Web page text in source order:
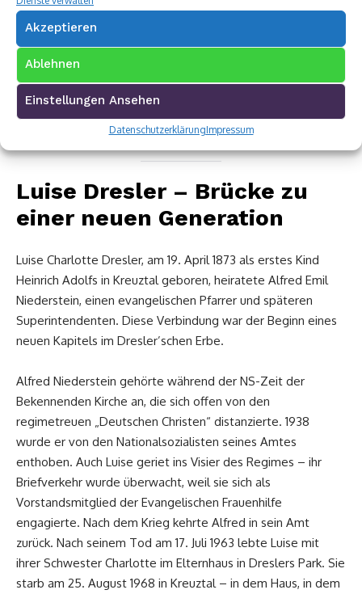
Akzeptieren
Ablehnen
Einstellungen Ansehen
DatenschutzerklärungImpressum
Ein besonders bemerkenswerter Moment aus seinem
hohen Alter: Zum 85. Geburtstag, im Jahr 1918, überreichte
ihm seine Tochter Emmy in den Räumen der Villa ein selbst
verfasstes Buch über die Geschichte der Familie Dresler.
Dieses Werk wurde später zur Grundlage der gesamten
Familienforschung und bewahrte das Gedächtnis einer der
bedeutendsten Siegerländer Dynastien für die Nachwelt.
Luise Dresler – Brücke zu
einer neuen Generation
Luise Charlotte Dresler, am 19. April 1873 als erstes Kind
Heinrich Adolfs in Kreuztal geboren, heiratete Alfred Emil
Niederstein, einen evangelischen Pfarrer und späteren
Superintendenten. Diese Verbindung war der Beginn eines
neuen Kapitels im Dresler’schen Erbe.
Alfred Niederstein gehörte während der NS-Zeit der
Bekennenden Kirche an, die sich offen von den
regimetreuen „Deutschen Christen“ distanzierte. 1938
wurde er von den Nationalsozialisten seines Amtes
enthoben. Auch Luise geriet ins Visier des Regimes – ihr
Briefverkehr wurde überwacht, weil sie sich als
Vorstandsmitglied der Evangelischen Frauenhilfe
engagierte. Nach dem Krieg kehrte Alfred in sein Amt
zurück. Nach seinem Tod am 17. Juli 1963 lebte Luise mit
ihrer Schwester Charlotte im Elternhaus in Dreslers Park. Sie
starb am 25. August 1968 in Kreuztal – in dem Haus, in dem